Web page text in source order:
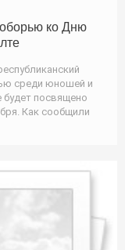
ко Дню
среди юношей и
будет посвящено
Как сообщили